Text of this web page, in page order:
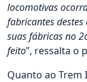
locomotivas
fabricantes
suas fábricas no
feito”, ressalta o
Quanto ao Trem